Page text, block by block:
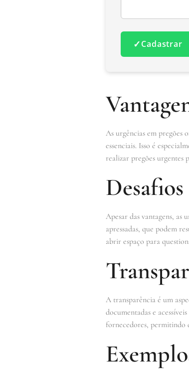
✓Cadastrar
As urgências em pregões
essenciais. Isso é
realizar pregões urgentes
Apesar das vantagens, as
apressadas, que podem
abrir espaço para
A transparência é um
documentadas e
fornecedores, permitindo